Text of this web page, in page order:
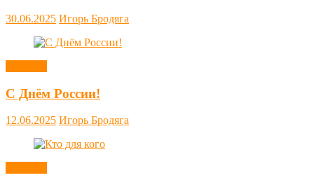
30.06.2025 Игорь Бродяга
С Днём России!
12.06.2025 Игорь Бродяга